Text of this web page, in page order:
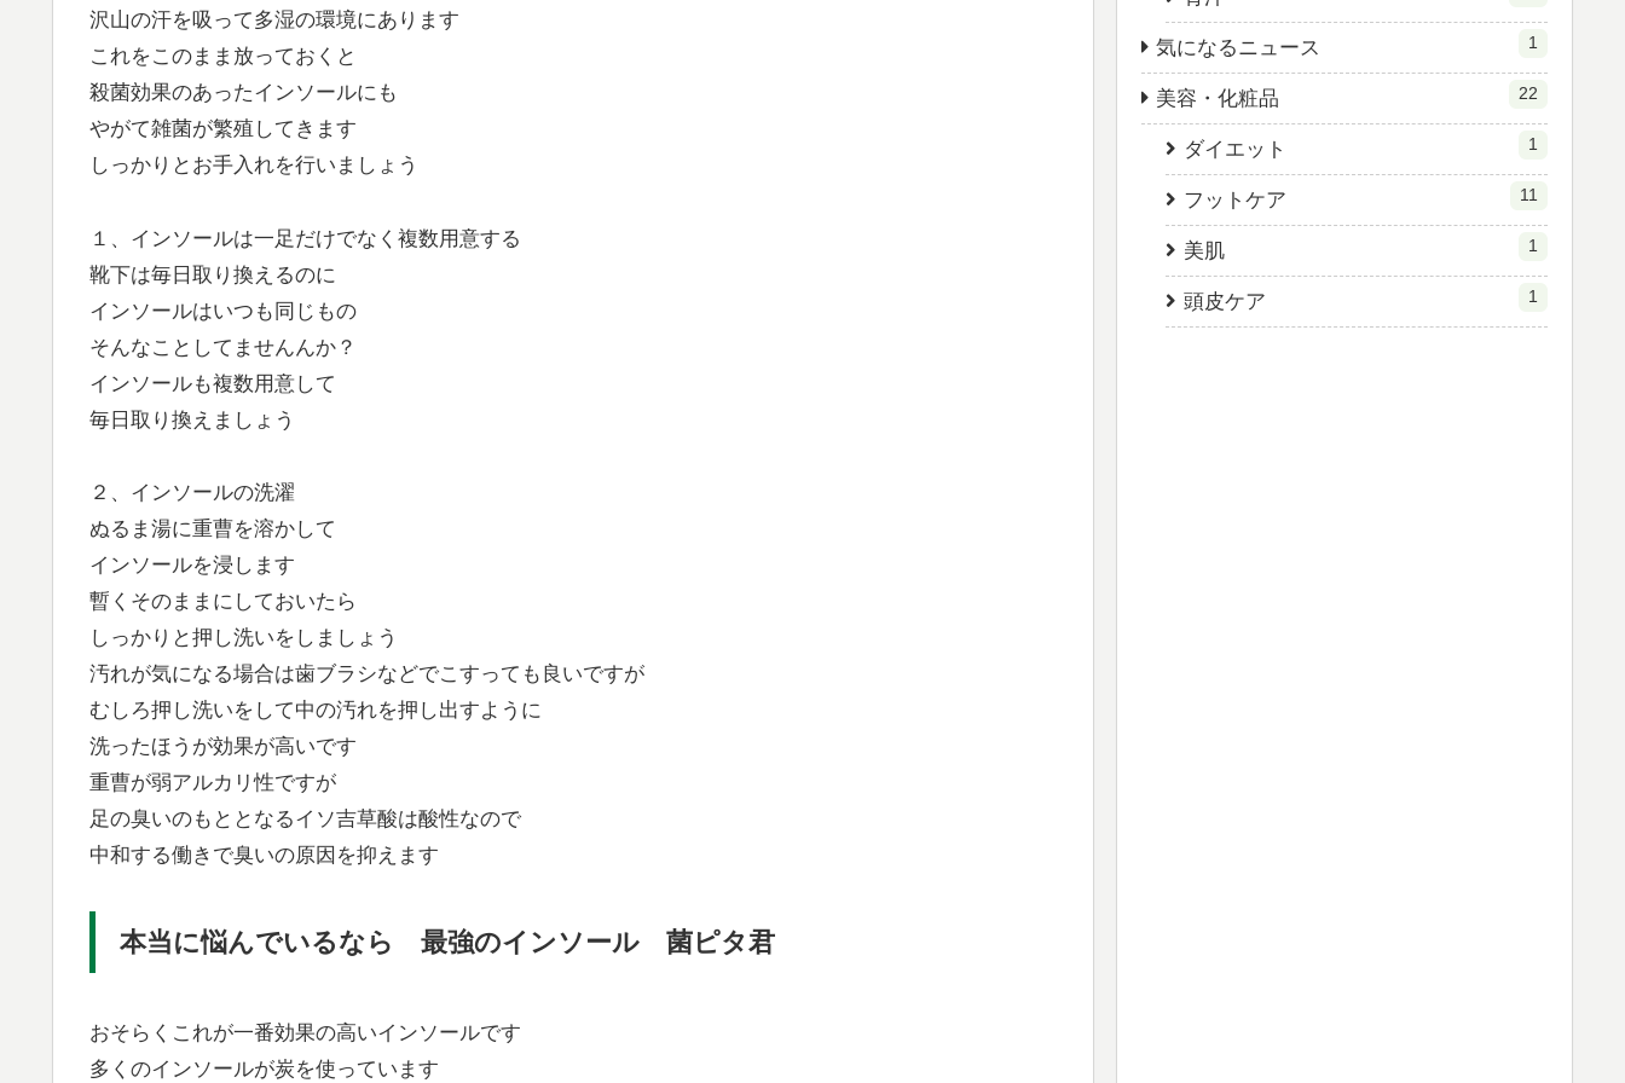
沢山の汗を吸って多湿の環境にあります
これをこのまま放っておくと
殺菌効果のあったインソールにも
やがて雑菌が繁殖してきます
しっかりとお手入れを行いましょう
１、インソールは一足だけでなく複数用意する
靴下は毎日取り換えるのに
インソールはいつも同じもの
そんなことしてませんんか？
インソールも複数用意して
毎日取り換えましょう
２、インソールの洗濯
ぬるま湯に重曹を溶かして
インソールを浸します
暫くそのままにしておいたら
しっかりと押し洗いをしましょう
汚れが気になる場合は歯ブラシなどでこすっても良いですが
むしろ押し洗いをして中の汚れを押し出すように
洗ったほうが効果が高いです
重曹が弱アルカリ性ですが
足の臭いのもととなるイソ吉草酸は酸性なので
中和する働きで臭いの原因を抑えます
本当に悩んでいるなら 最強のインソール 菌ピタ君
おそらくこれが一番効果の高いインソールです
多くのインソールが炭を使っています
気になるニュース 1
美容・化粧品 22
ダイエット 1
フットケア 11
美肌 1
頭皮ケア 1